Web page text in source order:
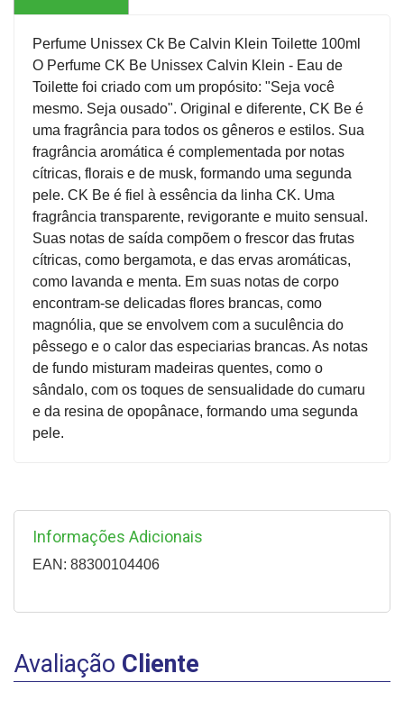
Perfume Unissex Ck Be Calvin Klein Toilette 100ml
O Perfume CK Be Unissex Calvin Klein - Eau de
Toilette foi criado com um propósito: "Seja você
mesmo. Seja ousado". Original e diferente, CK Be é
uma fragrância para todos os gêneros e estilos. Sua
fragrância aromática é complementada por notas
cítricas, florais e de musk, formando uma segunda
pele. CK Be é fiel à essência da linha CK. Uma
fragrância transparente, revigorante e muito sensual.
Suas notas de saída compõem o frescor das frutas
cítricas, como bergamota, e das ervas aromáticas,
como lavanda e menta. Em suas notas de corpo
encontram-se delicadas flores brancas, como
magnólia, que se envolvem com a suculência do
pêssego e o calor das especiarias brancas. As notas
de fundo misturam madeiras quentes, como o
sândalo, com os toques de sensualidade do cumaru
e da resina de opopânace, formando uma segunda
pele.
Informações Adicionais
EAN: 88300104406
Avaliação Cliente